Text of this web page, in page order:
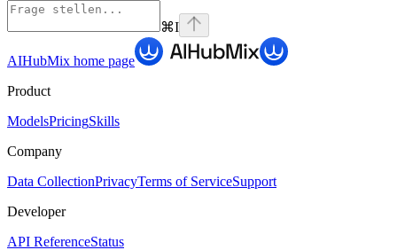
⌘I
AIHubMix home page
Product
ModelsPricingSkills
Company
Data CollectionPrivacyTerms of ServiceSupport
Developer
API ReferenceStatus